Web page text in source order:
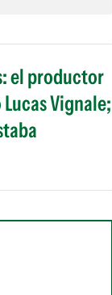
el productor
Vignale;